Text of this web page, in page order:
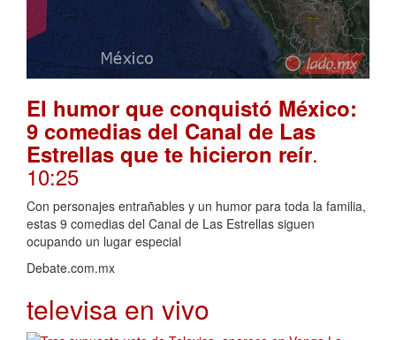
El humor que conquistó México:
9 comedias del Canal de Las
Estrellas que te hicieron reír.
10:25
Con personajes entrañables y un humor para toda la familia,
estas 9 comedias del Canal de Las Estrellas siguen
ocupando un lugar especial
Debate.com.mx
televisa en vivo